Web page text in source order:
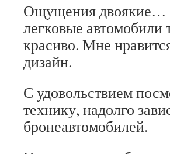
Ощущения двоякие…
легковые
красиво. Мне
дизайн.
С удовольствием
технику, надолго
бронеавтомобилей.